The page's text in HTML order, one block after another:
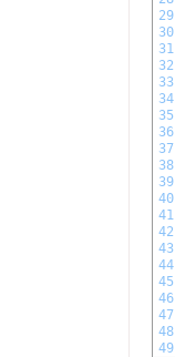
29
30
31
32
33
34
35
36
37
38
39
40
41
42
43
44
45
46
47
48
49